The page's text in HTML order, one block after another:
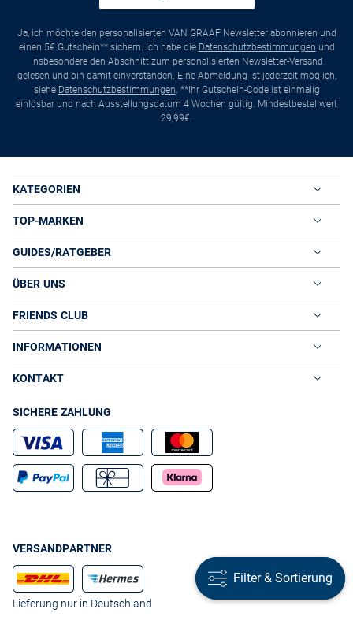
Ja, ich möchte den personalisierten VAN GRAAF Newsletter abonnieren und
einen 5€ Gutschein** sichern. Ich habe die Datenschutzbestimmungen und
insbesondere den Abschnitt zum personalisierten Newsletter-Versand
gelesen und bin damit einverstanden. Eine Abmeldung ist jederzeit möglich,
siehe Datenschutzbestimmungen. **Ihr Gutschein-Code ist einmalig
einlösbar und nach Ausstellungsdatum 4 Wochen gültig. Mindestbestellwert
29,99€.
KATEGORIEN
TOP-MARKEN
GUIDES/RATGEBER
ÜBER UNS
FRIENDS CLUB
INFORMATIONEN
KONTAKT
SICHERE ZAHLUNG
VERSANDPARTNER
Lieferung nur in Deutschland
Filter & Sortierung
Filter & Sortierung